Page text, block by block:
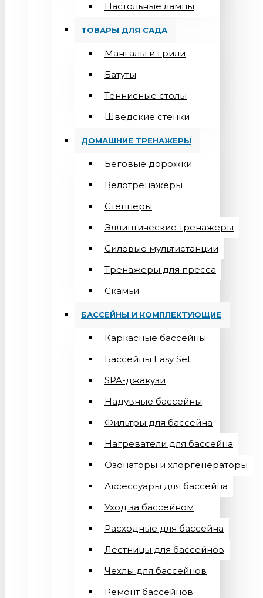
Настольные лампы
ТОВАРЫ ДЛЯ САДА
Мангалы и грили
Батуты
Теннисные столы
Шведские стенки
ДОМАШНИЕ ТРЕНАЖЕРЫ
Беговые дорожки
Велотренажеры
Степперы
Эллиптические тренажеры
Силовые мультистанции
Тренажеры для пресса
Скамьи
БАССЕЙНЫ И КОМПЛЕКТУЮЩИЕ
Каркасные бассейны
Бассейны Easy Set
SPA-джакузи
Надувные бассейны
Фильтры для бассейна
Нагреватели для бассейна
Озонаторы и хлоргенераторы
Аксессуары для бассейна
Уход за бассейном
Расходные для бассейна
Лестницы для бассейнов
Чехлы для бассейнов
Ремонт бассейнов